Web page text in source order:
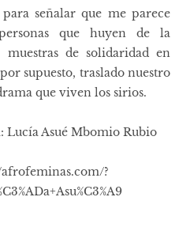
señalar que me parece
que huyen de la
de solidaridad en
supuesto, traslado nuestro
que viven los sirios.
Lucía Asué Mbomio Rubio
?